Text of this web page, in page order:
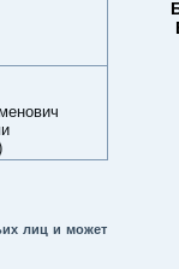
лиц и может